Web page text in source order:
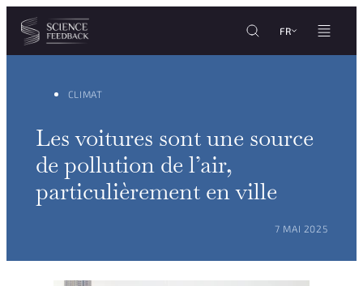
Personnaliser les paramètres de vos cookies
Aller au contenu
FR
CLIMAT
Les voitures sont une source
de pollution de l’air,
particulièrement en ville
POSTÉ LE :
7 MAI 2025